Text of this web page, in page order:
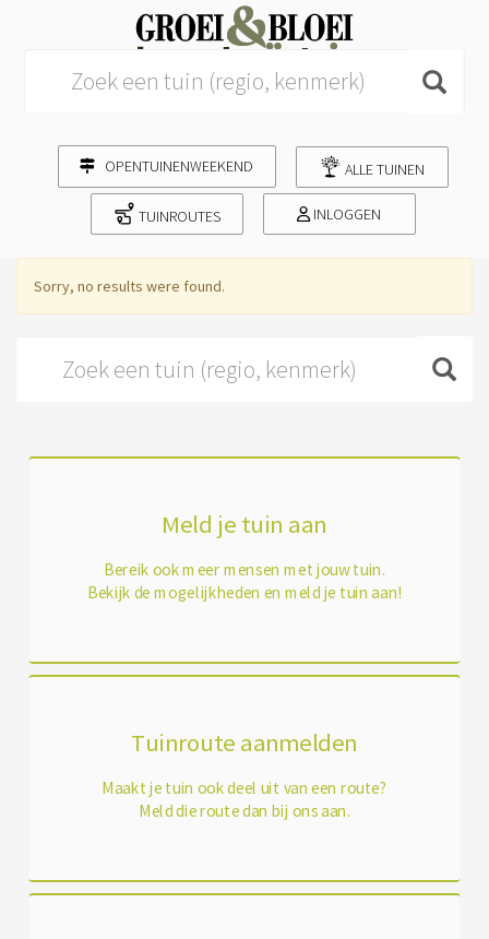
OPENTUINENWEEKEND ALLE TUINEN
TUINROUTES INLOGGEN
Sorry, no results were found.
Meld je tuin aan
Bereik ook meer mensen met jouw tuin.
Bekijk de mogelijkheden en meld je tuin aan!
Tuinroute aanmelden
Maakt je tuin ook deel uit van een route?
Meld die route dan bij ons aan.